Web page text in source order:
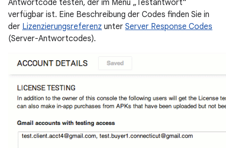
Antwortcode testen, der im Menü „Testantwort“
verfügbar ist. Eine Beschreibung der Codes finden Sie in
der Lizenzierungsreferenz unter Server Response Codes
(Server-Antwortcodes).